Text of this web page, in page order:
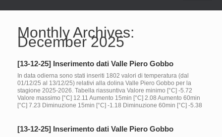
Monthly Archives:
December 2025
[13-12-25] Inserimento dati Valle Piero Gobbo
In data odierna sono stati inseriti 1802 valori di temperatura (dal
01/12/25 al 13/12/25) relativi alla dolina Valle Piero Gobbo per la
stagione 2025-2026. Tabella riassuntiva Valore minimo [°C] -5.72
Valore massimo [°C] 12.11 Aumento 15min [°C] 2.08 Aumento 60min
[°C] 7.23 Diminuzione 15min [°C] -1.18 Diminuzione 60min [°C] -5.38
[13-12-25] Inserimento dati Valle Piero Gobbo